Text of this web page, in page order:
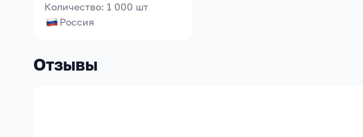
Количество: 1 000 шт
Россия
Отзывы